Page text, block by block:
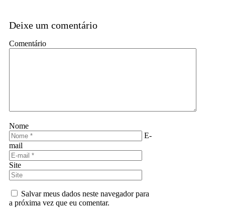
Deixe um comentário
Comentário
Nome
E-
mail
Site
Salvar meus dados neste navegador para
a próxima vez que eu comentar.